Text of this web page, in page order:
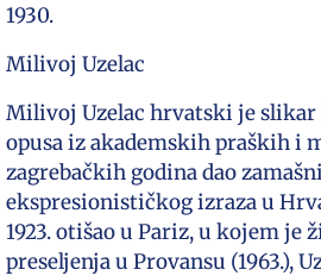
1930.
Milivoj Uzelac
Milivoj Uzelac hrvatski je
opusa iz akademskih praških i
zagrebačkih godina dao
ekspresionističkog izraza u
1923. otišao u Pariz, u kojem je
preseljenja u Provansu (1963.),